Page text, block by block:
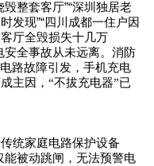
整套客厅”“深圳独居老
发现”“四川成都一住户因
厅全毁损失十几万
全事故从未远离。 消防
路故障引发，手机充电
主因，“不拔充电器”已
统家庭电路保护设备
能被动跳闸，无法预警电